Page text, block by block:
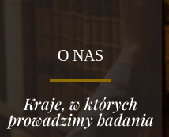
O NAS
Kraje, w których
prowadzimy badania